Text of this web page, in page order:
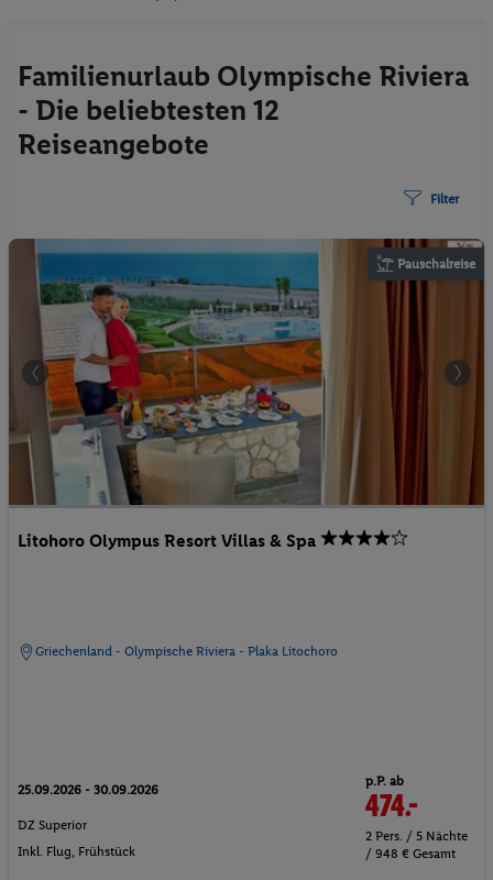
Familienurlaub Olympische Riviera
- Die beliebtesten 12
Reiseangebote
Filter
Pauschalreise
Litohoro Olympus Resort Villas & Spa
Griechenland - Olympische Riviera - Plaka Litochoro
25.09.2026 - 30.09.2026
DZ Superior
Inkl. Flug, Frühstück
p.P. ab
474.-
2 Pers. / 5 Nächte
/ 948 € Gesamt